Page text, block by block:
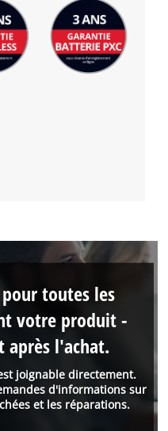
joignable directement.
d'informations sur
et les réparations.
toutes les
votre produit -
après l'achat.